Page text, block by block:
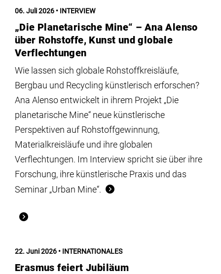
06. Juli 2026 INTERVIEW
„Die Planetarische Mine“ – Ana Alenso
über Rohstoffe, Kunst und globale
Verflechtungen
Wie lassen sich globale Rohstoffkreisläufe,
Bergbau und Recycling künstlerisch erforschen?
Ana Alenso entwickelt in ihrem Projekt „Die
planetarische Mine“ neue künstlerische
Perspektiven auf Rohstoffgewinnung,
Materialkreisläufe und ihre globalen
Verflechtungen. Im Interview spricht sie über ihre
Forschung, ihre künstlerische Praxis und das
Seminar „Urban Mine“.
22. Juni 2026 INTERNATIONALES
Erasmus feiert Jubiläum